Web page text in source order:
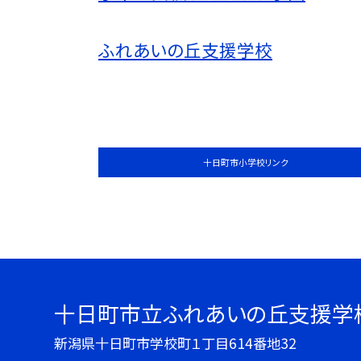
ふれあいの丘支援学校
十日町市小学校リンク
十日町市立ふれあいの丘支援学
新潟県十日町市学校町１丁目614番地32